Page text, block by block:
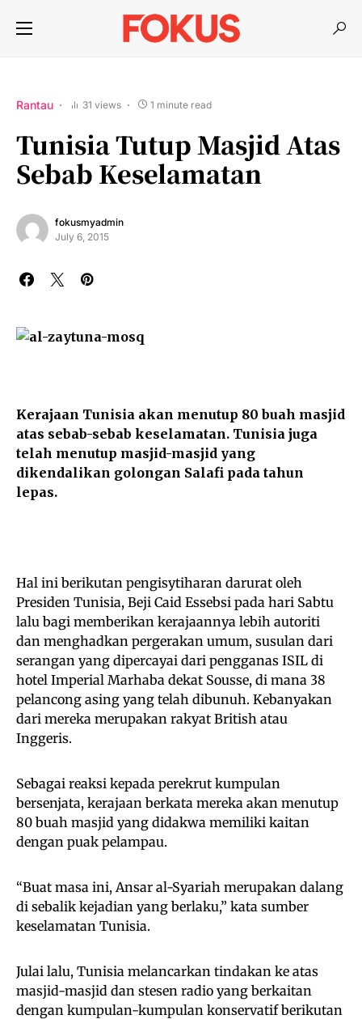
Rantau 31 views 1 minute read
Tunisia Tutup Masjid Atas
Sebab Keselamatan
fokusmyadmin
July 6, 2015
Kerajaan Tunisia akan menutup 80 buah masjid
atas sebab-sebab keselamatan. Tunisia juga
telah menutup masjid-masjid yang
dikendalikan golongan Salafi pada tahun
lepas.
Hal ini berikutan pengisytiharan darurat oleh
Presiden Tunisia, Beji Caid Essebsi pada hari Sabtu
lalu bagi memberikan kerajaannya lebih autoriti
dan menghadkan pergerakan umum, susulan dari
serangan yang dipercayai dari pengganas ISIL di
hotel Imperial Marhaba dekat Sousse, di mana 38
pelancong asing yang telah dibunuh. Kebanyakan
dari mereka merupakan rakyat British atau
Inggeris.
Sebagai reaksi kepada perekrut kumpulan
bersenjata, kerajaan berkata mereka akan menutup
80 buah masjid yang didakwa memiliki kaitan
dengan puak pelampau.
“Buat masa ini, Ansar al-Syariah merupakan dalang
di sebalik kejadian yang berlaku,” kata sumber
keselamatan Tunisia.
Julai lalu, Tunisia melancarkan tindakan ke atas
masjid-masjid dan stesen radio yang berkaitan
dengan kumpulan-kumpulan konservatif berikutan